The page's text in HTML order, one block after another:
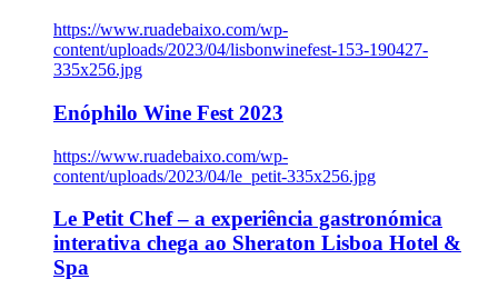
https://www.ruadebaixo.com/wp-
content/uploads/2023/04/lisbonwinefest-153-190427-
335x256.jpg
Enóphilo Wine Fest 2023
https://www.ruadebaixo.com/wp-
content/uploads/2023/04/le_petit-335x256.jpg
Le Petit Chef – a experiência gastronómica
interativa chega ao Sheraton Lisboa Hotel &
Spa